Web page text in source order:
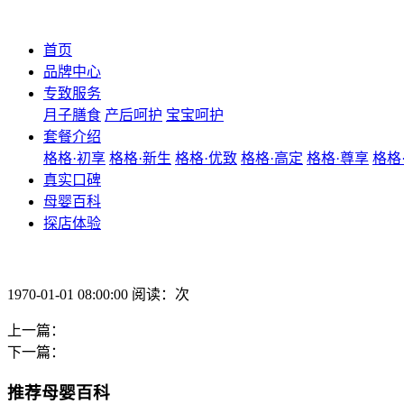
首页
品牌中心
专致服务
月子膳食 产后呵护 宝宝呵护
套餐介绍
格格·初享 格格·新生 格格·优致 格格·高定 格格·尊享 格格
真实口碑
母婴百科
探店体验
1970-01-01 08:00:00 阅读：次
上一篇：
下一篇：
推荐母婴百科